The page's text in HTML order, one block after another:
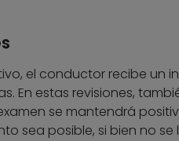
el conductor recibe un
En estas revisiones,
se mantendrá
sea posible, si bien no